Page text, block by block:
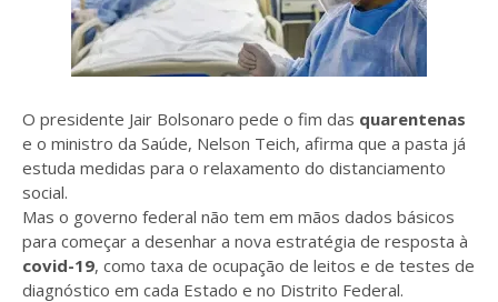
O presidente Jair Bolsonaro pede o fim das quarentenas
e o ministro da Saúde, Nelson Teich, afirma que a pasta já
estuda medidas para o relaxamento do distanciamento
social.
Mas o governo federal não tem em mãos dados básicos
para começar a desenhar a nova estratégia de resposta à
covid-19, como taxa de ocupação de leitos e de testes de
diagnóstico em cada Estado e no Distrito Federal.